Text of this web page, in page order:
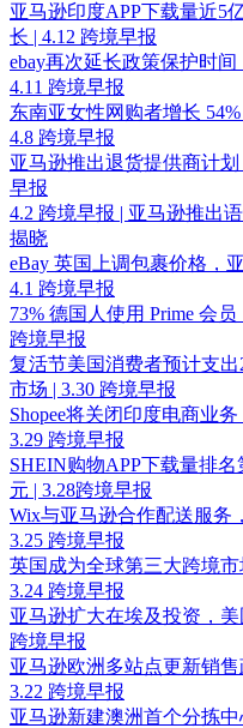
亚马逊印度APP下载量近5
长 | 4.12 跨境早报
ebay再次延长政策保护时
4.11 跨境早报
东南亚女性网购者增长
4.8 跨境早报
亚马逊推出退货提供商计
早报
4.2 跨境早报 | 亚马逊推出
揭晓
eBay 英国上调包裹价格，
4.1 跨境早报
73% 德国人使用 Prime 会
跨境早报
复活节美国消费者预计支
市场 | 3.30 跨境早报
Shopee将关闭印度电商业
3.29 跨境早报
SHEIN购物APP下载量排
元 | 3.28跨境早报
Wix与亚马逊合作配送服务
3.25 跨境早报
英国成为全球第三大跨境
3.24 跨境早报
亚马逊扩大在埃及投资，
跨境早报
亚马逊欧洲多站点更新销
3.22 跨境早报
亚马逊新建澳洲首个分拣中